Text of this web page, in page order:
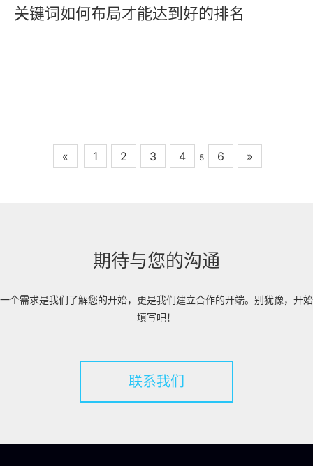
关键词如何布局才能达到好的排名
« 1 2 3 4 5 6 »
期待与您的沟通
一个需求是我们了解您的开始，更是我们建立合作的开端。别犹豫，开始
填写吧！
联系我们